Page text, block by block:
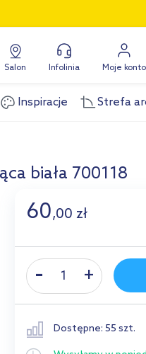
Salon Infolinia Moje konto
Inspiracje Strefa
biała 700118
60,00 zł
Dostępne: 55 szt.